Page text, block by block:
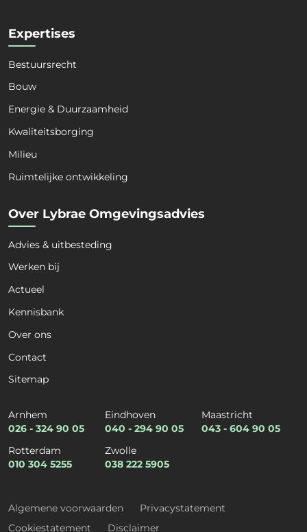
Expertises
Bestuursrecht
Bouw
Energie & Duurzaamheid
Kwaliteitsborging
Milieu
Ruimtelijke ontwikkeling
Over Lybrae Omgevingsadvies
Advies & uitbesteding
Werken bij
Actueel
Kennisbank
Over ons
Contact
Sitemap
Arnhem
026 - 324 90 05
Eindhoven
040 - 294 90 05
Maastricht
043 - 604 90 05
Rotterdam
010 304 5255
Zwolle
038 222 5905
Algemene voorwaarden
Privacystatement
Cookiestatement
Disclaimer
Naam*
Telefoon